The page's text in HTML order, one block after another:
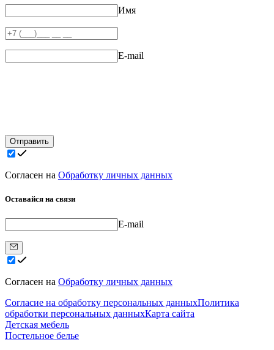
Имя
E-mail
Отправить
Согласен на Обработку личных данных
Оставайся на связи
E-mail
Согласен на Обработку личных данных
Согласие на обработку персональных данныхПолитика
обработки персональных данныхКарта сайта
Детская мебель
Постельное белье